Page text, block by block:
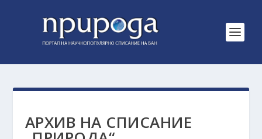
АРХИВ НА СПИСАНИЕ